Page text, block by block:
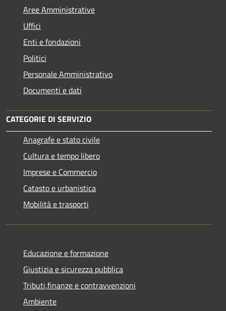
Aree Amministrative
Uffici
Enti e fondazioni
Politici
Personale Amministrativo
Documenti e dati
CATEGORIE DI SERVIZIO
Anagrafe e stato civile
Cultura e tempo libero
Imprese e Commercio
Catasto e urbanistica
Mobilità e trasporti
Educazione e formazione
Giustizia e sicurezza pubblica
Tributi,finanze e contravvenzioni
Ambiente